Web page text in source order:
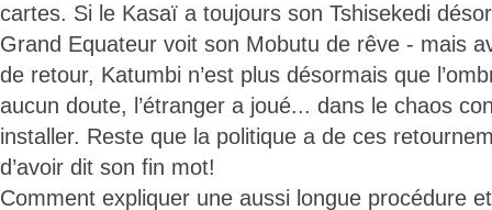
cartes. Si le Kasaï a toujours son Tshisekedi
Grand Equateur voit son Mobutu de rêve - mais
de retour, Katumbi n’est plus désormais que
aucun doute, l’étranger a joué... dans le chaos
installer. Reste que la politique a de ces
d’avoir dit son fin mot!
Comment expliquer une aussi longue procédure